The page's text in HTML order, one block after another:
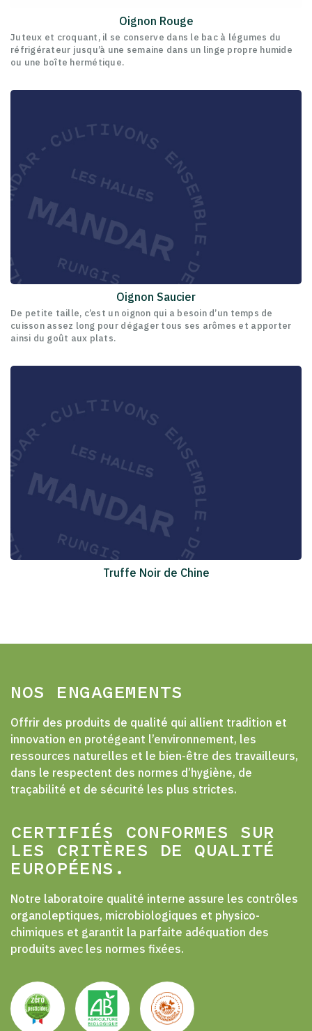
Oignon Rouge
Juteux et croquant, il se conserve dans le bac à légumes du
réfrigérateur jusqu’à une semaine dans un linge propre humide
ou une boîte hermétique.
Oignon Saucier
De petite taille, c’est un oignon qui a besoin d’un temps de
cuisson assez long pour dégager tous ses arômes et apporter
ainsi du goût aux plats.
Truffe Noir de Chine
NOS ENGAGEMENTS
Offrir des produits de qualité qui allient tradition et
innovation en protégeant l’environnement, les
ressources naturelles et le bien-être des travailleurs,
dans le respectent des normes d’hygiène, de
traçabilité et de sécurité les plus strictes.
CERTIFIÉS CONFORMES SUR
LES CRITÈRES DE QUALITÉ
EUROPÉENS.
Notre laboratoire qualité interne assure les contrôles
organoleptiques, microbiologiques et physico-
chimiques et garantit la parfaite adéquation des
produits avec les normes fixées.